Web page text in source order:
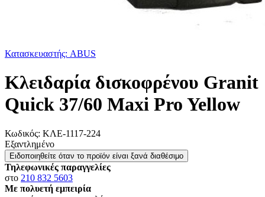
Κατασκευαστής: ABUS
Κλειδαρία δισκοφρένου Granit
Quick 37/60 Maxi Pro Yellow
Κωδικός: ΚΛΕ-1117-224
Εξαντλημένο
Ειδοποιηθείτε όταν το προϊόν είναι ξανά διαθέσιμο
Τηλεφωνικές παραγγελίες
στο 210 832 5603
Με πολυετή εμπειρία